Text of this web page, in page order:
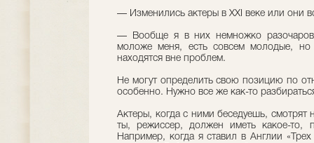
— Изменились актеры в ХХI веке или они
— Вообще я в них немножко
моложе меня, есть совсем молодые,
находятся вне проблем.
Не могут определить свою позицию по
особенно. Нужно все же как-то
Актеры, когда с ними беседуешь, смотрят
ты, режиссер, должен иметь какое-то,
Например, когда я ставил в Англии